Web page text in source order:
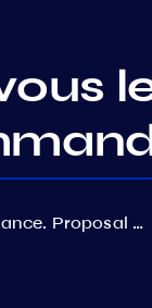
Akash governance. Proposal №308